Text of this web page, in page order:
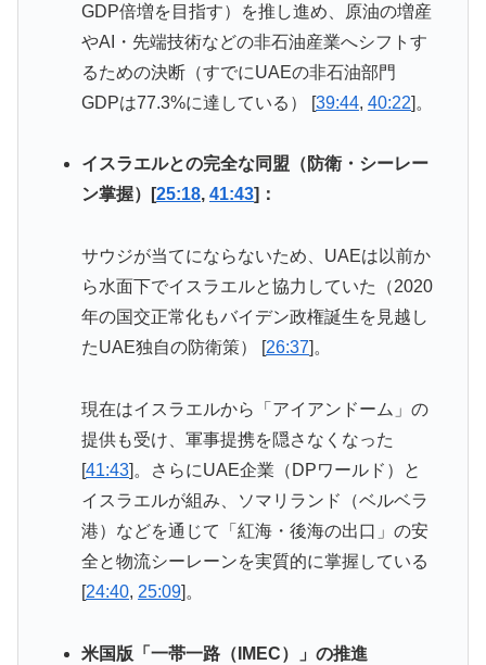
GDP倍増を目指す）を推し進め、原油の増産
やAI・先端技術などの非石油産業へシフトす
るための決断（すでにUAEの非石油部門
GDPは77.3%に達している） [39:44, 40:22]。
イスラエルとの完全な同盟（防衛・シーレー
ン掌握）[25:18, 41:43]：
サウジが当てにならないため、UAEは以前か
ら水面下でイスラエルと協力していた（2020
年の国交正常化もバイデン政権誕生を見越し
たUAE独自の防衛策） [26:37]。
現在はイスラエルから「アイアンドーム」の
提供も受け、軍事提携を隠さなくなった
[41:43]。さらにUAE企業（DPワールド）と
イスラエルが組み、ソマリランド（ベルベラ
港）などを通じて「紅海・後海の出口」の安
全と物流シーレーンを実質的に掌握している
[24:40, 25:09]。
米国版「一帯一路（IMEC）」の推進